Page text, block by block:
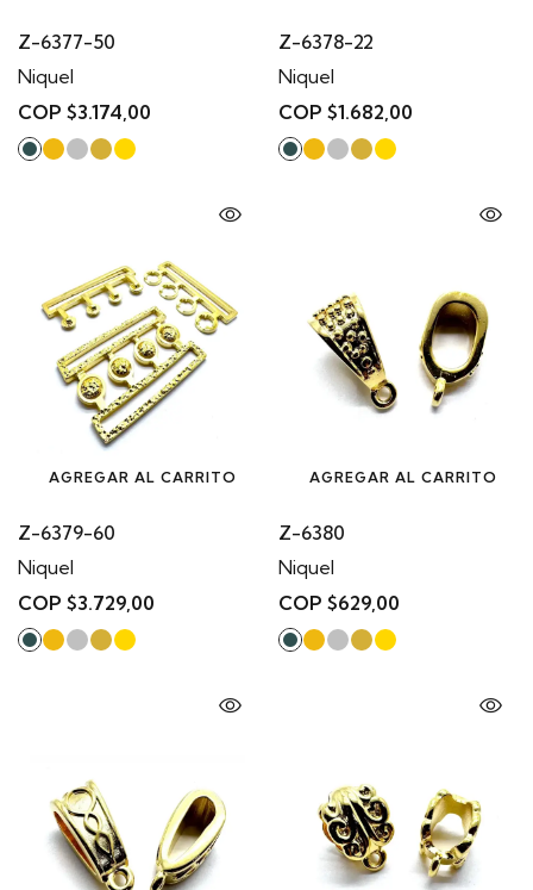
Z-6377-50
Niquel
COP $3.174,00
Z-6378-22
Niquel
COP $1.682,00
AGREGAR AL CARRITO
Z-6379-60
Niquel
COP $3.729,00
AGREGAR AL CARRITO
Z-6380
Niquel
COP $629,00